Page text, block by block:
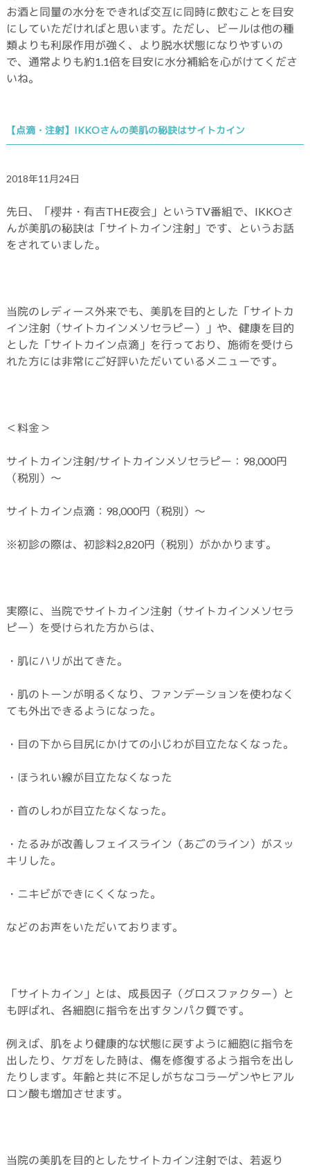
お酒と同量の水分をできれば交互に同時に飲むことを目安
にしていただければと思います。ただし、ビールは他の種
類よりも利尿作用が強く、より脱水状態になりやすいの
で、通常よりも約1.1倍を目安に水分補給を心がけてくださ
いね。
【点滴・注射】IKKOさんの美肌の秘訣はサイトカイン
2018年11月24日
先日、「櫻井・有吉THE夜会」というTV番組で、IKKOさ
んが美肌の秘訣は「サイトカイン注射」です、というお話
をされていました。
当院のレディース外来でも、美肌を目的とした「サイトカ
イン注射（サイトカインメソセラピー）」や、健康を目的
とした「サイトカイン点滴」を行っており、施術を受けら
れた方には非常にご好評いただいているメニューです。
＜料金＞
サイトカイン注射/サイトカインメソセラピー：98,000円
（税別）～
サイトカイン点滴：98,000円（税別）～
※初診の際は、初診料2,820円（税別）がかかります。
実際に、当院でサイトカイン注射（サイトカインメソセラ
ピー）を受けられた方からは、
・肌にハリが出てきた。
・肌のトーンが明るくなり、ファンデーションを使わなく
ても外出できるようになった。
・目の下から目尻にかけての小じわが目立たなくなった。
・ほうれい線が目立たなくなった
・首のしわが目立たなくなった。
・たるみが改善しフェイスライン（あごのライン）がスッ
キリした。
・ニキビができにくくなった。
などのお声をいただいております。
「サイトカイン」とは、成長因子（グロスファクター）と
も呼ばれ、各細胞に指令を出すタンパク質です。
例えば、肌をより健康的な状態に戻すように細胞に指令を
出したり、ケガをした時は、傷を修復するよう指令を出し
たりします。年齢と共に不足しがちなコラーゲンやヒアル
ロン酸も増加させます。
当院の美肌を目的としたサイトカイン注射では、若返り